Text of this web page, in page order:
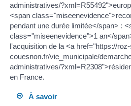
administratives/
<span
pendant une durée limitée</span> :
class="miseenevidence">1 an</
l'acquisition de la <a href="https://
couesnon.fr/vie_municipale/
administratives/
en France.
À savoir